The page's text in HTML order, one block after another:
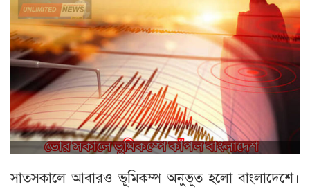
সাতসকালে আবারও ভূমিকম্প অনুভূত হলো বাংলাদেশে।